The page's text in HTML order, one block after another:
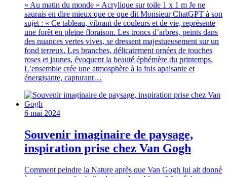
« Au matin du monde » Acrylique sur toile 1 x 1 m Je ne
saurais en dire mieux que ce que dit Monsieur ChatGPT à son
sujet : « Ce tableau, vibrant de couleurs et de vie, représente
une forêt en pleine floraison. Les troncs d’arbres, peints dans
des nuances vertes vives, se dressent majestueusement sur un
fond terreux. Les branches, délicatement ornées de touches
roses et jaunes, évoquent la beauté éphémère du printemps.
L’ensemble crée une atmosphère à la fois apaisante et
énergisante, capturant…
6 mai 2024
Souvenir imaginaire de paysage,
inspiration prise chez Van Gogh
Comment peindre la Nature après que Van Gogh lui ait donné